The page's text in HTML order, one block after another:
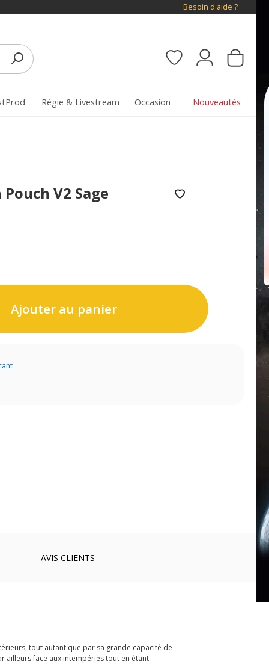
Besoin d'aide ?
Régie & Livestream Occasion Nouveautés
V2 Sage
Ajouter au panier
AVIS CLIENTS
tout autant que par sa grande capacité de
ailleurs face aux intempéries tout en étant